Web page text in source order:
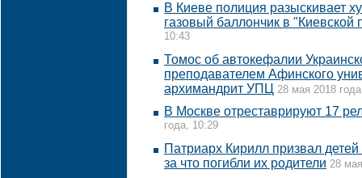
В Киеве полиция разыскивает
газовый баллончик в "Киевской
10:43
Томос об автокефалии
преподавателем Афинского
архимандрит УПЦ 28 мая 2018
В Москве отреставрируют 17
года, 10:29
Патриарх Кирилл призвал
за что погибли их родители 28